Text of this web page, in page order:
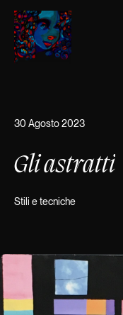
30 Agosto 2023
Gli astratti
Stili e tecniche